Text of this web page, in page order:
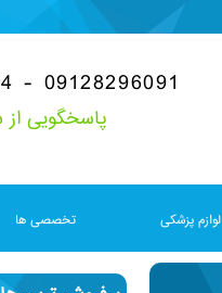
- 09128296091
پاسخگویی از ساعت
لوازم پزشکی تخصصی ها